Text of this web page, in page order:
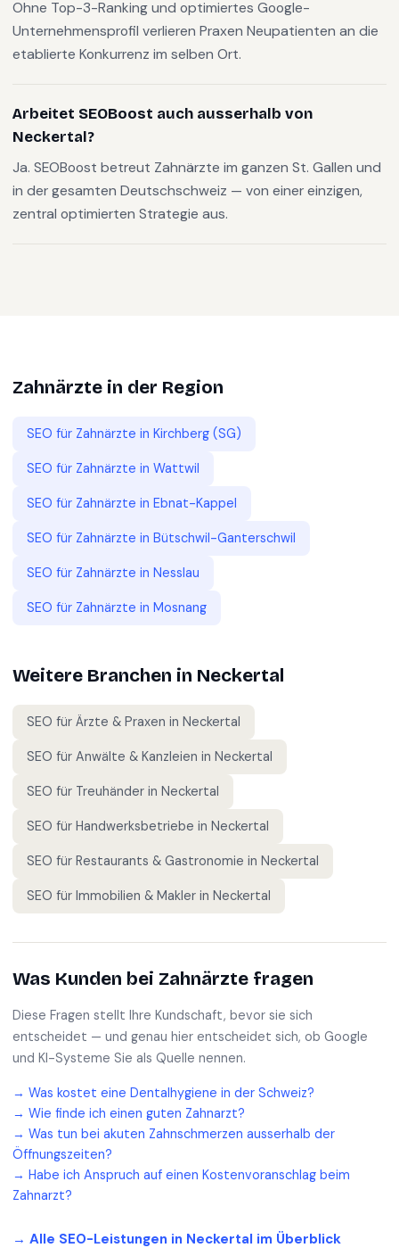
Ohne Top-3-Ranking und optimiertes Google-
Unternehmensprofil verlieren Praxen Neupatienten an die
etablierte Konkurrenz im selben Ort.
Arbeitet SEOBoost auch ausserhalb von
Neckertal?
Ja. SEOBoost betreut Zahnärzte im ganzen St. Gallen und
in der gesamten Deutschschweiz — von einer einzigen,
zentral optimierten Strategie aus.
Zahnärzte in der Region
SEO für Zahnärzte in Kirchberg (SG)
SEO für Zahnärzte in Wattwil
SEO für Zahnärzte in Ebnat-Kappel
SEO für Zahnärzte in Bütschwil-Ganterschwil
SEO für Zahnärzte in Nesslau
SEO für Zahnärzte in Mosnang
Weitere Branchen in Neckertal
SEO für Ärzte & Praxen in Neckertal
SEO für Anwälte & Kanzleien in Neckertal
SEO für Treuhänder in Neckertal
SEO für Handwerksbetriebe in Neckertal
SEO für Restaurants & Gastronomie in Neckertal
SEO für Immobilien & Makler in Neckertal
Was Kunden bei Zahnärzte fragen
Diese Fragen stellt Ihre Kundschaft, bevor sie sich
entscheidet — und genau hier entscheidet sich, ob Google
und KI-Systeme Sie als Quelle nennen.
→ Was kostet eine Dentalhygiene in der Schweiz?
→ Wie finde ich einen guten Zahnarzt?
→ Was tun bei akuten Zahnschmerzen ausserhalb der
Öffnungszeiten?
→ Habe ich Anspruch auf einen Kostenvoranschlag beim
Zahnarzt?
→ Alle SEO-Leistungen in Neckertal im Überblick